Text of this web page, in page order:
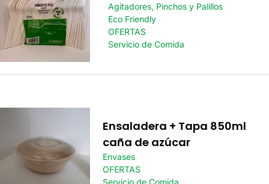
Agitadores, Pinchos y Palillos
Eco Friendly
OFERTAS
Servicio de Comida
Ensaladera + Tapa 850ml
caña de azúcar
Envases
OFERTAS
Servicio de Comida